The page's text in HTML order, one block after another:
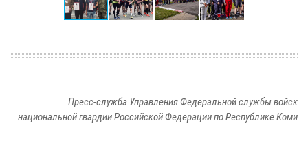
Пресс-служба Управления Федеральной службы войск
национальной гвардии Российской Федерации по Республике Коми